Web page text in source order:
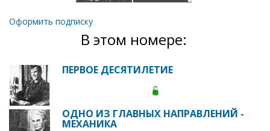
Оформить подписку
В этом номере:
ПЕРВОЕ ДЕСЯТИЛЕТИЕ
ОДНО ИЗ ГЛАВНЫХ НАПРАВЛЕНИЙ -
МЕХАНИКА